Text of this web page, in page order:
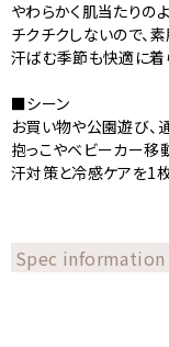
やわらかく肌当たりの
チクチクしないので、
汗ばむ季節も快適に着
■シーン
お買い物や公園遊び、
抱っこやベビーカー移
汗対策と冷感ケアを1枚
Spec information